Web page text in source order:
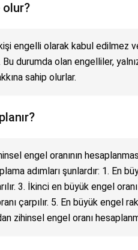
olur?
engelli olarak kabul edilmez
durumda olan engelliler,
sahip olurlar.
engel oranının
adımları şunlardır: 1. En
3. İkinci en büyük engel oranı
çarpılır. 5. En büyük engel
zihinsel engel oranı